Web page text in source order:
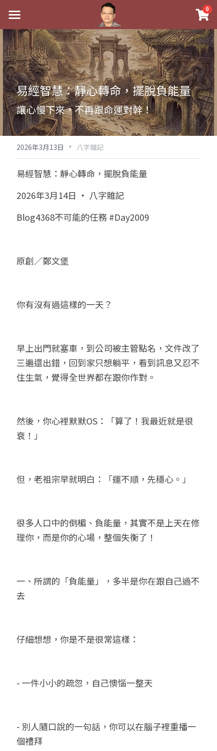
0
最新消息
關於我
實體經營
祖傳命理
手工印鑑
課程介紹
五行八字學
後天派陽宅
Blog
黃金會員專區
八字雜記
心靈成長
人氣最高
臉書生活
試閱專區
Podcast聽書
團隊訓練營
八字視頻
線上直播
線上學苑
八字初階班1
八字初階班2
八字中階班
五人實戰班
五行計算高階班
團隊訓練營
命理商城
八字完整班
科學八字推理PDF
小兒命名
我的著作
科學八字推理2
科學八字輕鬆學
批命預約
常見問題
登錄/註冊
繁體中文
support@p8zicourse.com
易經智慧：靜心轉命，擺脫負能量
讓心慢下來，不再跟命運對幹！
2026年3月13日 · 八字雜記
易經智慧：靜心轉命，擺脫負能量
2026年3月14日 · 八字雜記
Blog4368不可能的任務 #Day2009
原創／鄭文堡
你有沒有過這樣的一天？
早上出門就塞車，到公司被主管點名，文件改了
三遍還出錯，回到家只想躺平，看到訊息又忍不
住生氣，覺得全世界都在跟你作對。
然後，你心裡默默OS：「算了！我最近就是很
衰！」
但，老祖宗早就明白：「運不順，先穩心。」
很多人口中的倒楣、負能量，其實不是上天在修
理你，而是你的心場，整個失衡了！
一、所謂的「負能量」，多半是你在跟自己過不
去
仔細想想，你是不是很常這樣：
- 一件小小的疏忽，自己懊惱一整天
- 別人隨口說的一句話，你可以在腦子裡重播一
個禮拜
×
商品分類
八字線上完整班
科學八字推理PDF
《十神高階實戰錄》完整典藏版
1美元超值PDF